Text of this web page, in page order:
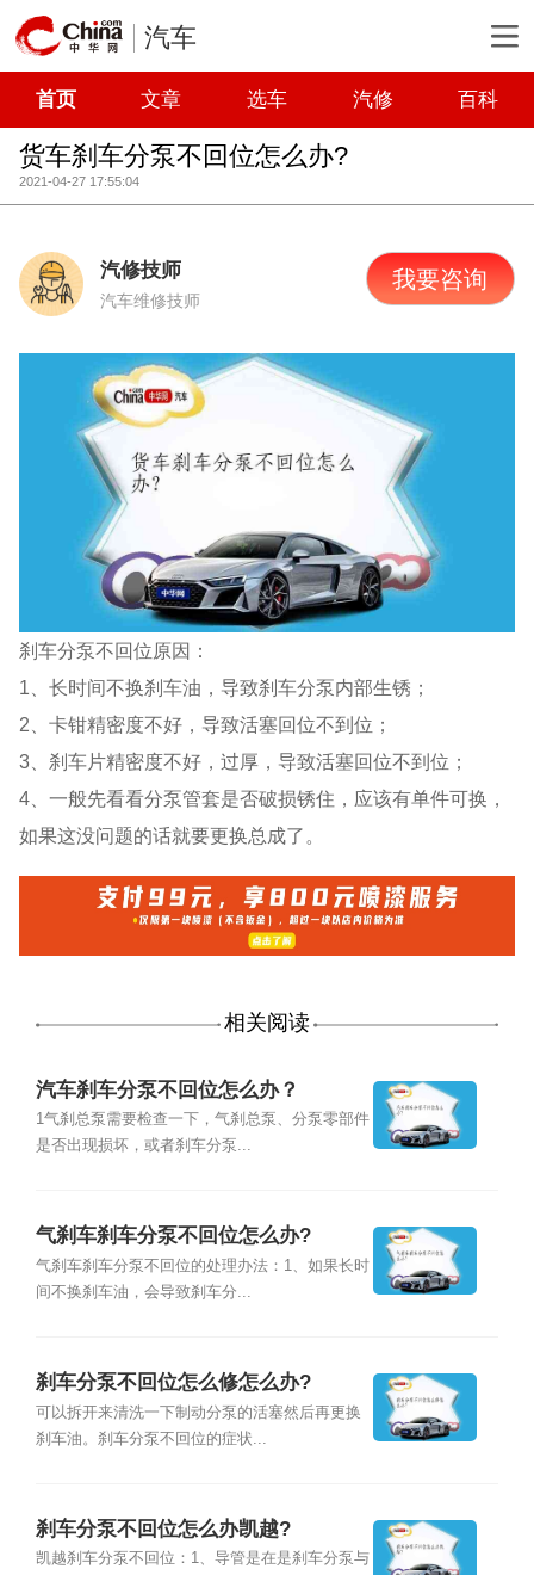
汽车
首页 文章 选车 汽修 百科
货车刹车分泵不回位怎么办?
2021-04-27 17:55:04
汽修技师
汽车维修技师
我要咨询
刹车分泵不回位原因：
1、长时间不换刹车油，导致刹车分泵内部生锈；
2、卡钳精密度不好，导致活塞回位不到位；
3、刹车片精密度不好，过厚，导致活塞回位不到位；
4、一般先看看分泵管套是否破损锈住，应该有单件可换，
如果这没问题的话就要更换总成了。
相关阅读
汽车刹车分泵不回位怎么办？
1气刹总泵需要检查一下，气刹总泵、分泵零部件
是否出现损坏，或者刹车分泵...
气刹车刹车分泵不回位怎么办?
气刹车刹车分泵不回位的处理办法：1、如果长时
间不换刹车油，会导致刹车分...
刹车分泵不回位怎么修怎么办?
可以拆开来清洗一下制动分泵的活塞然后再更换
刹车油。刹车分泵不回位的症状...
刹车分泵不回位怎么办凯越?
凯越刹车分泵不回位：1、导管是在是刹车分泵与